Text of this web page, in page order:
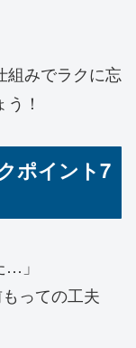
組みでラクに忘
！
ポイント7
…」
っての工夫